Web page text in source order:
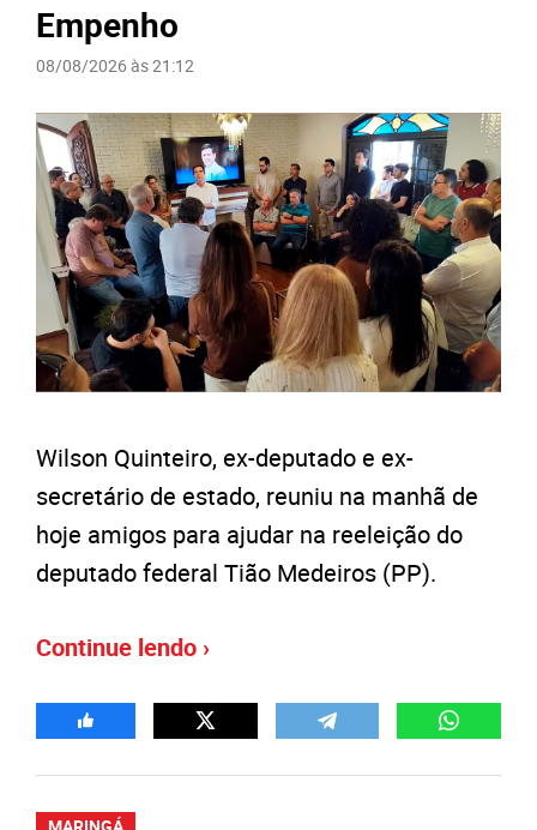
Empenho
08/08/2026 às 21:12
Wilson Quinteiro, ex-deputado e ex-
secretário de estado, reuniu na manhã de
hoje amigos para ajudar na reeleição do
deputado federal Tião Medeiros (PP).
Continue lendo ›